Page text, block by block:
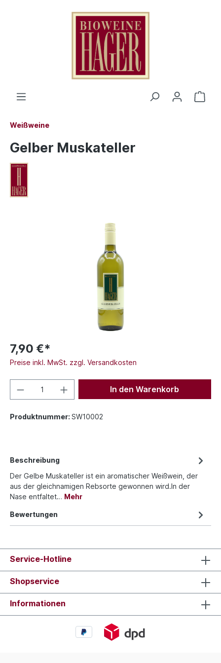
Weißweine
Gelber Muskateller
7,90 €*
Preise inkl. MwSt. zzgl. Versandkosten
In den Warenkorb
Produktnummer: SW10002
Beschreibung
Der Gelbe Muskateller ist ein aromatischer Weißwein, der
aus der gleichnamigen Rebsorte gewonnen wird.In der
Nase entfaltet… Mehr
Bewertungen
Service-Hotline
Shopservice
Informationen